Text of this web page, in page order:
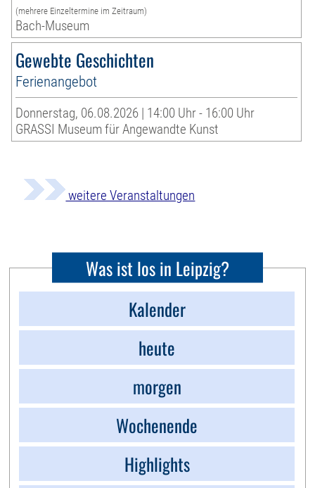
(mehrere Einzeltermine im Zeitraum)
Bach-Museum
Gewebte Geschichten
Ferienangebot
Donnerstag, 06.08.2026 | 14:00 Uhr - 16:00 Uhr
GRASSI Museum für Angewandte Kunst
weitere Veranstaltungen
Was ist los in Leipzig?
Kalender
heute
morgen
Wochenende
Highlights